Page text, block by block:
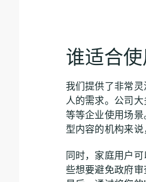
谁适合使
我们提供了非常
人的需求。公司
等等企业使用场
型内容的机构来说
同时，家庭用户
些想要避免政府